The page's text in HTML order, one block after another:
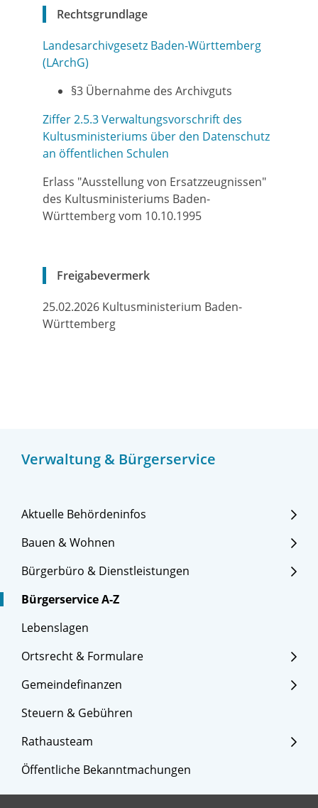
Verwaltung & Bürgerservice
Aktuelle Behördeninfos
Bauen & Wohnen
Bürgerbüro & Dienstleistungen
Bürgerservice A-Z
Lebenslagen
Ortsrecht & Formulare
Gemeindefinanzen
Steuern & Gebühren
Rathausteam
Öffentliche Bekanntmachungen
Rechtsgrundlage
Landesarchivgesetz Baden-Württemberg
(LArchG)
§3 Übernahme des Archivguts
Ziffer 2.5.3 Verwaltungsvorschrift des
Kultusministeriums über den Datenschutz
an öffentlichen Schulen
Erlass "Ausstellung von Ersatzzeugnissen"
des Kultusministeriums Baden-
Württemberg vom 10.10.1995
Freigabevermerk
25.02.2026 Kultusministerium Baden-
Württemberg